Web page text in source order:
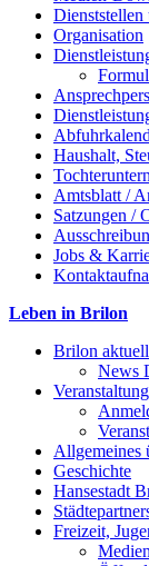
Dienststellen
Organisation
Haushalt,
Amtsblatt /
Satzungen /
Jobs &
Leben in Brilon
Brilon
News
Allgemeines
Geschichte
Hansestadt
Freizeit,